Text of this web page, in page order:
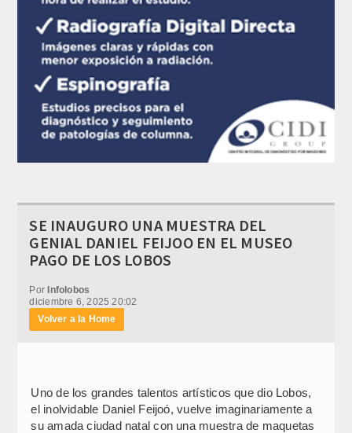
SE INAUGURO UNA MUESTRA DEL
GENIAL DANIEL FEIJOO EN EL MUSEO
PAGO DE LOS LOBOS
PorInfolobos
diciembre 6, 2025 20:02
Volver a la Home
Uno de los grandes talentos artísticos que dio Lobos,
el inolvidable Daniel Feijoó, vuelve imaginariamente a
su amada ciudad natal con una muestra de maquetas